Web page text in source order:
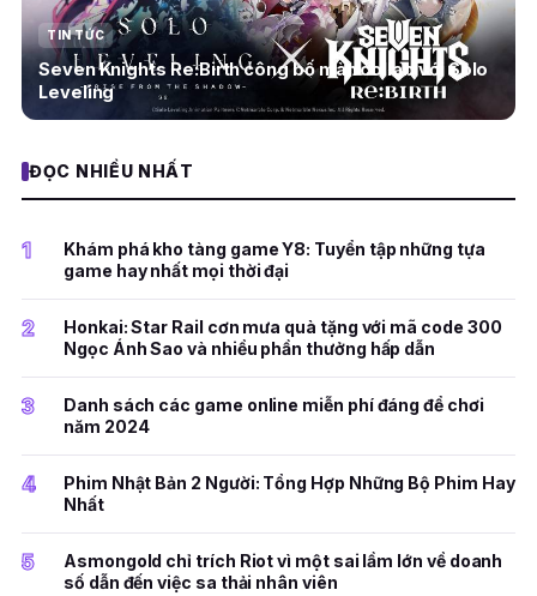
TIN TỨC
Seven Knights Re:Birth công bố màn collab với Solo
Leveling
ĐỌC NHIỀU NHẤT
1
Khám phá kho tàng game Y8: Tuyển tập những tựa
game hay nhất mọi thời đại
2
Honkai: Star Rail cơn mưa quà tặng với mã code 300
Ngọc Ánh Sao và nhiều phần thưởng hấp dẫn
3
Danh sách các game online miễn phí đáng để chơi
năm 2024
4
Phim Nhật Bản 2 Người: Tổng Hợp Những Bộ Phim Hay
Nhất
5
Asmongold chỉ trích Riot vì một sai lầm lớn về doanh
số dẫn đến việc sa thải nhân viên